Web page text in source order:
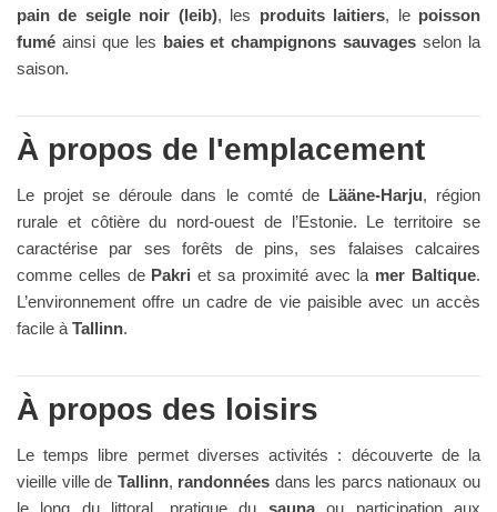
pain de seigle noir (leib), les produits laitiers, le poisson
fumé ainsi que les baies et champignons sauvagesselon la
saison.
À propos de l'emplacement
Le projet se déroule dans le comté de Lääne-Harju, région
rurale et côtière du nord-ouest de l’Estonie. Le territoire se
caractérise par ses forêts de pins, ses falaises calcaires
comme celles de Pakriet sa proximité avec la mer Baltique.
L’environnement offre un cadre de vie paisible avec un accès
facile à Tallinn.
À propos des loisirs
Le temps libre permet diverses activités : découverte de la
vieille ville de Tallinn, randonnées dans les parcs nationaux ou